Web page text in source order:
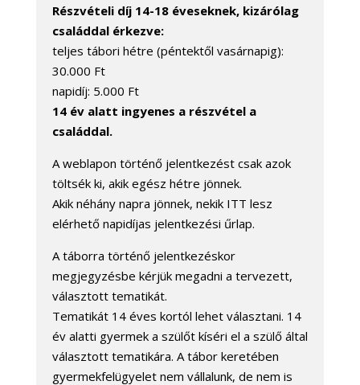
Részvételi díj 14-18 éveseknek, kizárólag
családdal érkezve:
teljes tábori hétre (péntektől vasárnapig):
30.000 Ft
napidíj: 5.000 Ft
14 év alatt ingyenes a részvétel a
családdal.
A weblapon történő jelentkezést csak azok
töltsék ki, akik egész hétre jönnek.
Akik néhány napra jönnek, nekik ITT lesz
elérhető napidíjas jelentkezési űrlap.
A táborra történő jelentkezéskor
megjegyzésbe kérjük megadni a tervezett,
választott tematikát.
Tematikát 14 éves kortól lehet választani. 14
év alatti gyermek a szülőt kíséri el a szülő által
választott tematikára. A tábor keretében
gyermekfelügyelet nem vállalunk, de nem is